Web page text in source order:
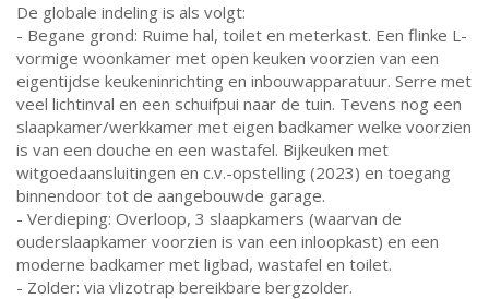
De globale indeling is als volgt:
- Begane grond: Ruime hal, toilet en meterkast. Een flinke L-
vormige woonkamer met open keuken voorzien van een
eigentijdse keukeninrichting en inbouwapparatuur. Serre met
veel lichtinval en een schuifpui naar de tuin. Tevens nog een
slaapkamer/werkkamer met eigen badkamer welke voorzien
is van een douche en een wastafel. Bijkeuken met
witgoedaansluitingen en c.v.-opstelling (2023) en toegang
binnendoor tot de aangebouwde garage.
- Verdieping: Overloop, 3 slaapkamers (waarvan de
ouderslaapkamer voorzien is van een inloopkast) en een
moderne badkamer met ligbad, wastafel en toilet.
- Zolder: via vlizotrap bereikbare bergzolder.